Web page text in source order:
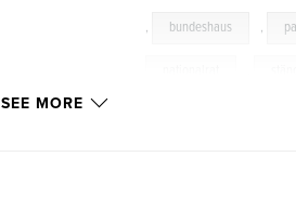
, bundeshaus ,
SEE MORE